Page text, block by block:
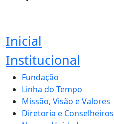
Inicial
Institucional
Fundação
Linha do Tempo
Missão, Visão e Valores
Diretoria e Conselheiros